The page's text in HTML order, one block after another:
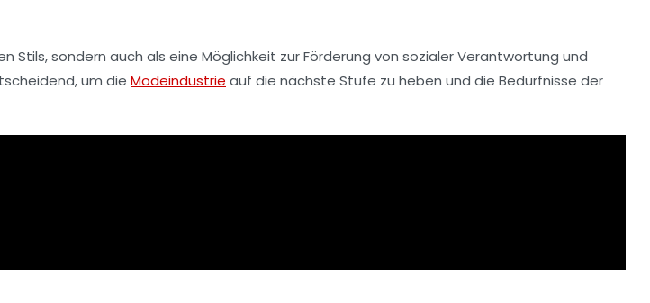
Stils, sondern auch als eine Möglichkeit zur Förderung von sozialer Verantwortung und
um die Modeindustrie auf die nächste Stufe zu heben und die Bedürfnisse der